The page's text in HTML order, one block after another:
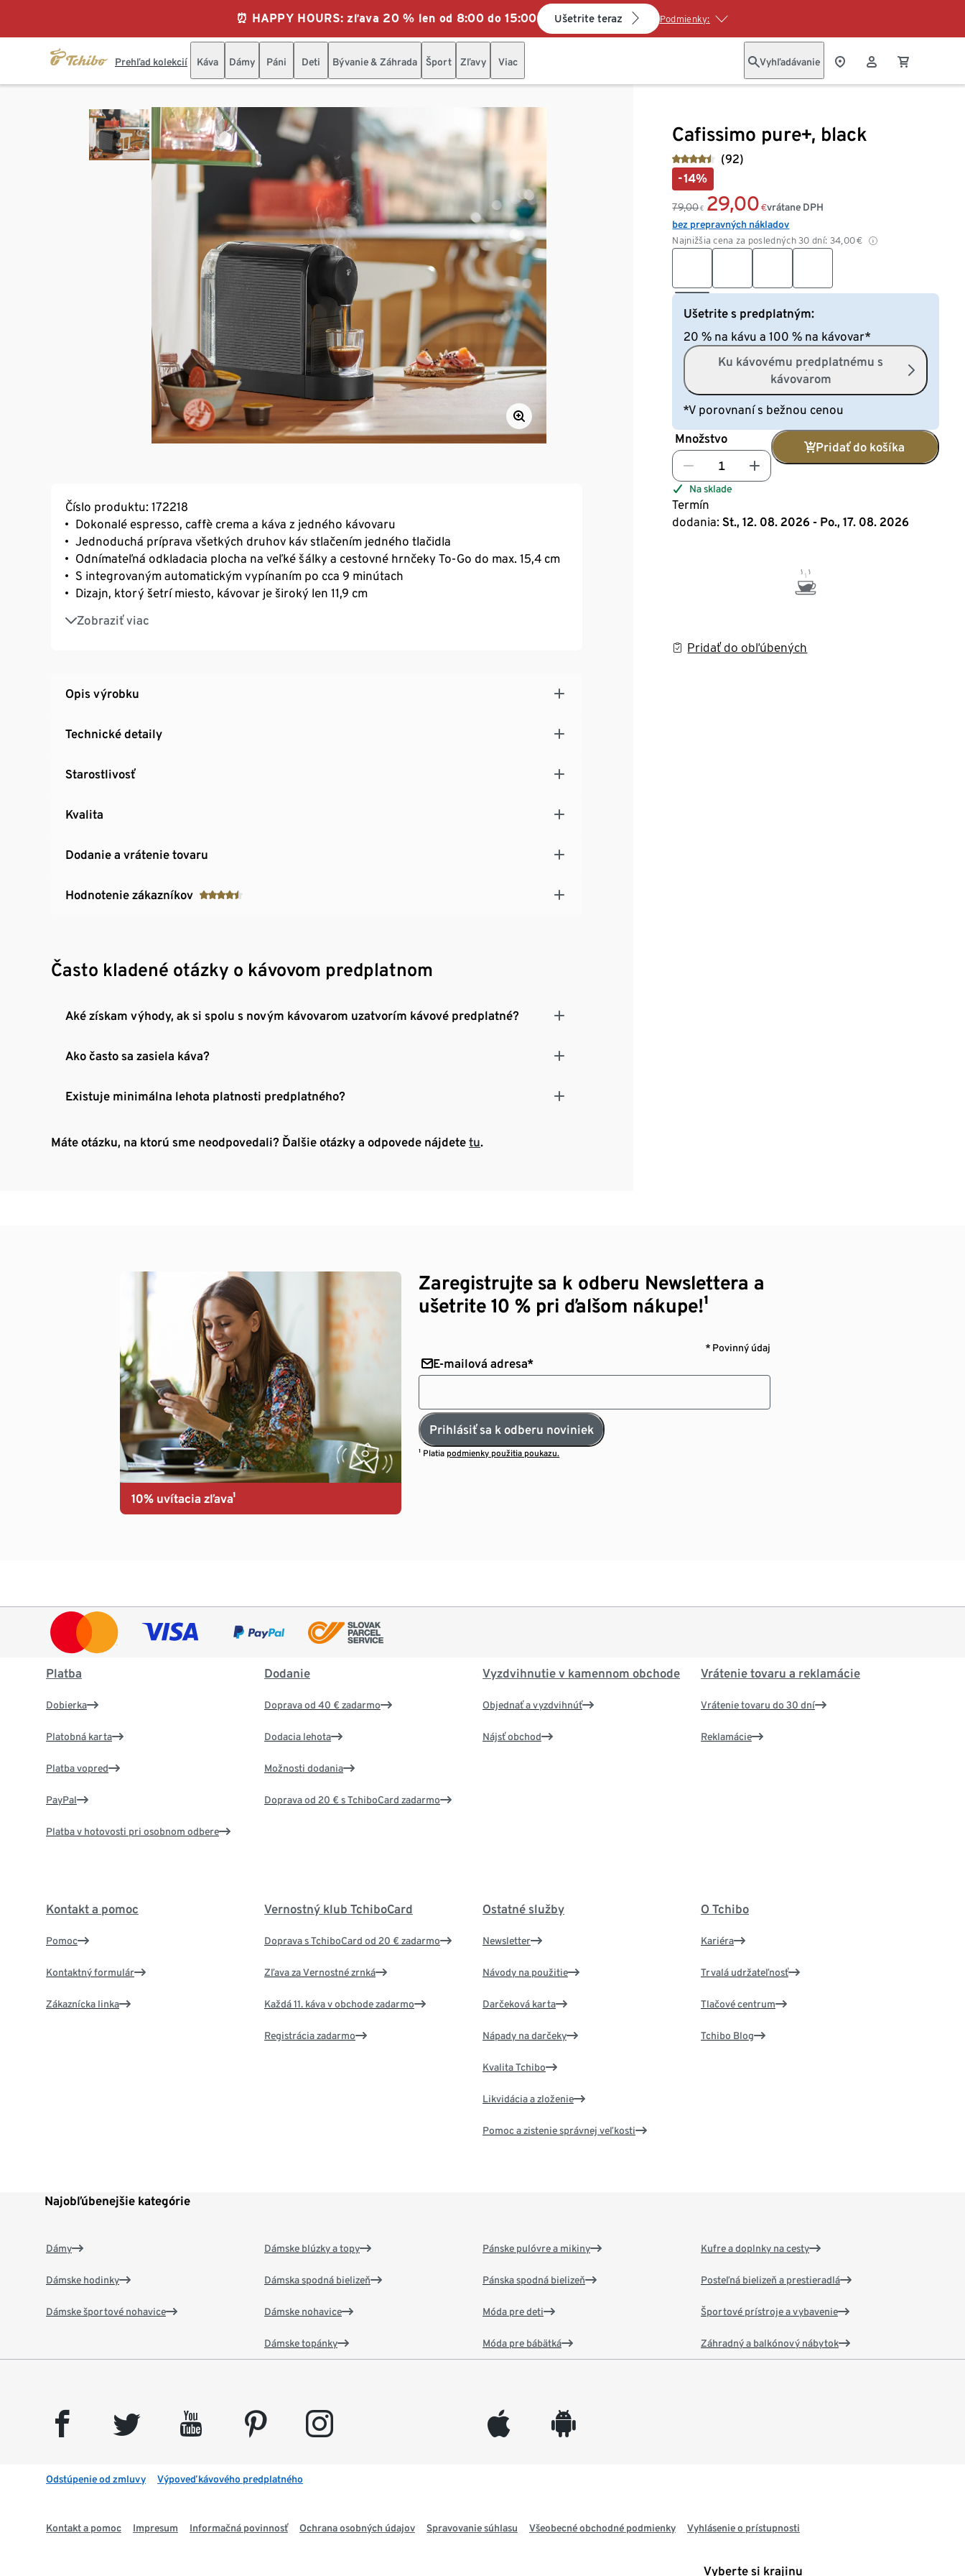
⏰ HAPPY HOURS: zľava 20 % len od 8:00 do 15:00 Ušetrite teraz Podmienky:
Prehľad kolekcií Káva Dámy Páni Deti Bývanie & Záhrada Šport Zľavy Viac Vyhľadávanie
Cafissimo pure+, black
(92)
-14%
79,00 € 29,00 €
Najnižšia cena za posledných 30 dní: 34,00€
vrátane DPH
bez prepravných nákladov
Ušetrite s predplatným:
20 % na kávu a 100 % na kávovar*
Ku kávovému predplatnému s
kávovarom
*V porovnaní s bežnou cenou
Množstvo
Pridať do košíka
Na sklade
Termín
dodania: St., 12. 08. 2026 - Po., 17. 08. 2026
Pridať do obľúbených
Číslo produktu: 172218
Dokonalé espresso, caffè crema a káva z jedného kávovaru
Jednoduchá príprava všetkých druhov káv stlačením jedného tlačidla
Odnímateľná odkladacia plocha na veľké šálky a cestovné hrnčeky To-Go do max. 15,4 cm
S integrovaným automatickým vypínaním po cca 9 minútach
Dizajn, ktorý šetrí miesto, kávovar je široký len 11,9 cm
Zobraziť viac
Rozmanitý výber káv vďaka širokému sortimentu kapsúl Tchibo
Opis výrobku
Technické detaily
Starostlivosť
Kvalita
Dodanie a vrátenie tovaru
Hodnotenie zákazníkov
Často kladené otázky o kávovom predplatnom
Aké získam výhody, ak si spolu s novým kávovarom uzatvorím kávové predplatné?
Ako často sa zasiela káva?
Existuje minimálna lehota platnosti predplatného?
Máte otázku, na ktorú sme neodpovedali? Ďalšie otázky a odpovede nájdete tu.
10% uvítacia zľava¹
Zaregistrujte sa k odberu Newslettera a
ušetrite 10 % pri ďalšom nákupe!¹
* Povinný údaj
E-mailová adresa*
Prihlásiť sa k odberu noviniek
¹ Platia podmienky použitia poukazu.
Platba
Dobierka
Platobná karta
Platba vopred
PayPal
Platba v hotovosti pri osobnom odbere
Dodanie
Doprava od 40 € zadarmo
Dodacia lehota
Možnosti dodania
Doprava od 20 € s TchiboCard zadarmo
Vyzdvihnutie v kamennom obchode
Objednať a vyzdvihnúť
Nájsť obchod
Vrátenie tovaru a reklamácie
Vrátenie tovaru do 30 dní
Reklamácie
Kontakt a pomoc
Pomoc
Kontaktný formulár
Zákaznícka linka
Vernostný klub TchiboCard
Doprava s TchiboCard od 20 € zadarmo
Zľava za Vernostné zrnká
Každá 11. káva v obchode zadarmo
Registrácia zadarmo
Ostatné služby
Newsletter
Návody na použitie
Darčeková karta
Nápady na darčeky
Kvalita Tchibo
Likvidácia a zloženie
Pomoc a zistenie správnej veľkosti
O Tchibo
Kariéra
Trvalá udržateľnosť
Tlačové centrum
Tchibo Blog
Najobľúbenejšie kategórie
Dámy
Dámske hodinky
Dámske športové nohavice
Dámske blúzky a topy
Dámska spodná bielizeň
Dámske nohavice
Dámske topánky
Pánske pulóvre a mikiny
Pánska spodná bielizeň
Móda pre deti
Móda pre bábätká
Kufre a doplnky na cesty
Posteľná bielizeň a prestieradlá
Športové prístroje a vybavenie
Záhradný a balkónový nábytok
facebook twitter youtube pinterest instagram appleinc android
Odstúpenie od zmluvy Výpoveď kávového predplatného
Kontakt a pomoc Impresum Informačná povinnosť Ochrana osobných údajov Spravovanie súhlasu Všeobecné obchodné podmienky Vyhlásenie o prístupnosti
Vyberte si krajinu